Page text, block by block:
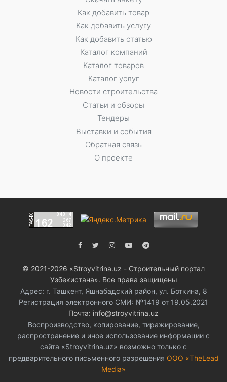
Как добавить товар
Как добавить услугу
Как добавить статью
Каталог компаний
Каталог товаров
Каталог услуг
Новости строительства
Статьи и обзоры
Тендеры
Выставки и события
Обратная связь
О проекте
© 2021-2026 «Stroyvitrina.uz - Строительный портал
Узбекистана». Все права защищены
Адрес: г. Ташкент, Яшнабадский район, ул. Боткина, 8
Регистрация электронного СМИ: №1419 от 19.05.2021
Почта: info@stroyvitrina.uz
Воспроизводство, копирование, тиражирование,
распространение и иное использование информации с
сайта «Stroyvitrina.uz» возможно только с
предварительного письменного разрешения ООО «TheLead
Media»